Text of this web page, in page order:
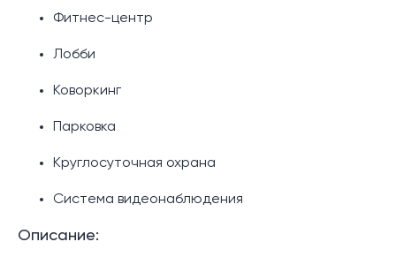
Фитнес-центр
Лобби
Коворкинг
Парковка
Круглосуточная охрана
Система видеонаблюдения
Описание: